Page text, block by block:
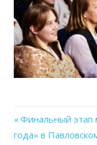
Навигация
Previous
Post:
Финальный этап
года» в